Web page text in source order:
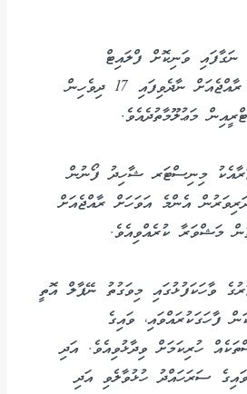
ނަގާފައި ވަނިކޮށް ފްލައިޓް
ކެންސަލްވުމުގެ ސަބަބުން ރާއްޖެއަށް ނާދެވިފައި 17 ދިވެހިން
މަޢުލޫމާތުދެއެވެ.
މިނިސްޓަރ ޝާހިދު ފޯނުން
އެންމެ އަވަހަށް ރާއްޖެއަށް
މަޝްވަރާ ކުރެއްވިއެވެ.
ވާހަކަފުޅުގައި މިވަގުތު ނޭޕާލް އޮތީ
ފާހަގަކުރައްވައި، ވައިގެ
ހުރިކަމަށް ވިދާޅުވިއެވެ. އަދި
ސަރަހައްދު ހުޅުވާލެވި އަދި